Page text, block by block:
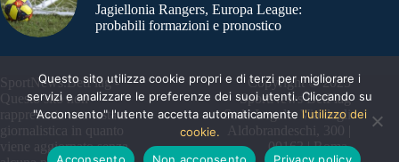
Jagiellonia Rangers, Europa League:
probabili formazioni e pronostico
SportNews.BetFlag -
Questo sito non
rappresenta una testata
giornalistica in quanto
viene aggiornato senza
Copyright © 2025
SportNews BetFlag
Sede Legale: Via degli
Aldobrandeschi, 300 |
00163 | Roma
Questo sito utilizza cookie propri e di terzi per migliorare i
servizi e analizzare le preferenze dei suoi utenti. Cliccando su
"Acconsento" l'utente accetta automaticamente l'utilizzo dei
cookie.
Acconsento
Non acconsento Privacy policy